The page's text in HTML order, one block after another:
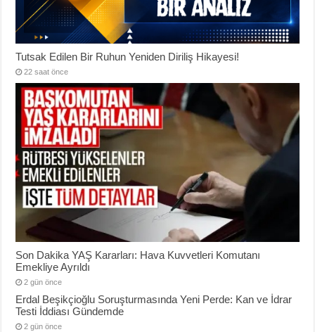
Tutsak Edilen Bir Ruhun Yeniden Diriliş Hikayesi!
22 saat önce
Son Dakika YAŞ Kararları: Hava Kuvvetleri Komutanı
Emekliye Ayrıldı
2 gün önce
Erdal Beşikçioğlu Soruşturmasında Yeni Perde: Kan ve İdrar
Testi İddiası Gündemde
2 gün önce